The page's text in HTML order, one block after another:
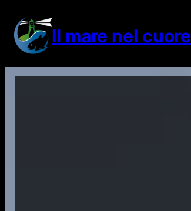
contenuto Il mare nel cuore